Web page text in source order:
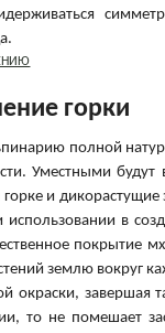
горки
полной
Уместными
горке и
в
покрытие
землю вокруг
окраски, завершая
то не помешает